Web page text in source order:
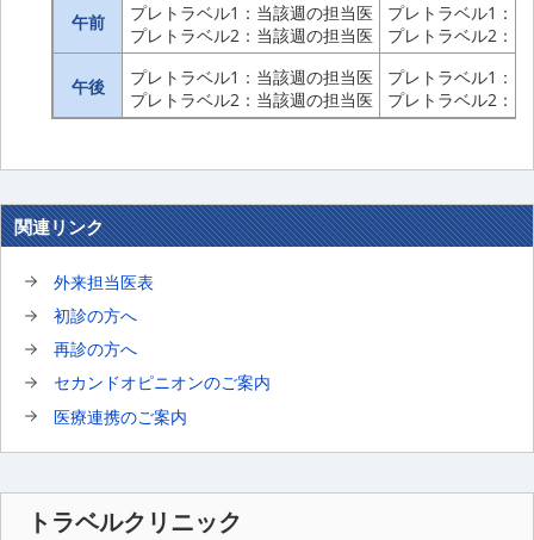
午前
プレトラベル1：当該週の担当医
プレトラベル2：当該週の担当医
プレトラベル1：
プレトラベル2：
午後
プレトラベル1：当該週の担当医
プレトラベル2：当該週の担当医
プレトラベル1：
プレトラベル2：
関連リンク
外来担当医表
初診の方へ
再診の方へ
セカンドオピニオンのご案内
医療連携のご案内
トラベルクリニック